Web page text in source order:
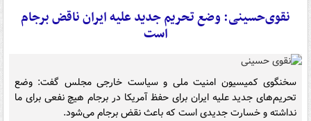
نقوی‌حسینی: وضع تحریم جدید علیه ایران ناقض برجام
است
سخنگوی کمیسیون امنیت ملی و سیاست خارجی مجلس گفت: وضع
تحریم‌های جدید علیه ایران برای حفظ آمریکا در برجام هیچ نفعی برای ما
نداشته و خسارت جدیدی است که باعث نقض برجام می‌شود.